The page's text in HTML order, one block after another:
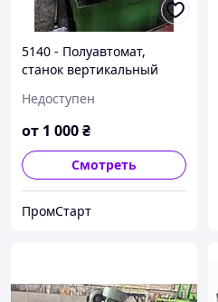
5140 - Полуавтомат,
станок вертикальный
Недоступен
от 1 000₴
Смотреть
ПромСтарт